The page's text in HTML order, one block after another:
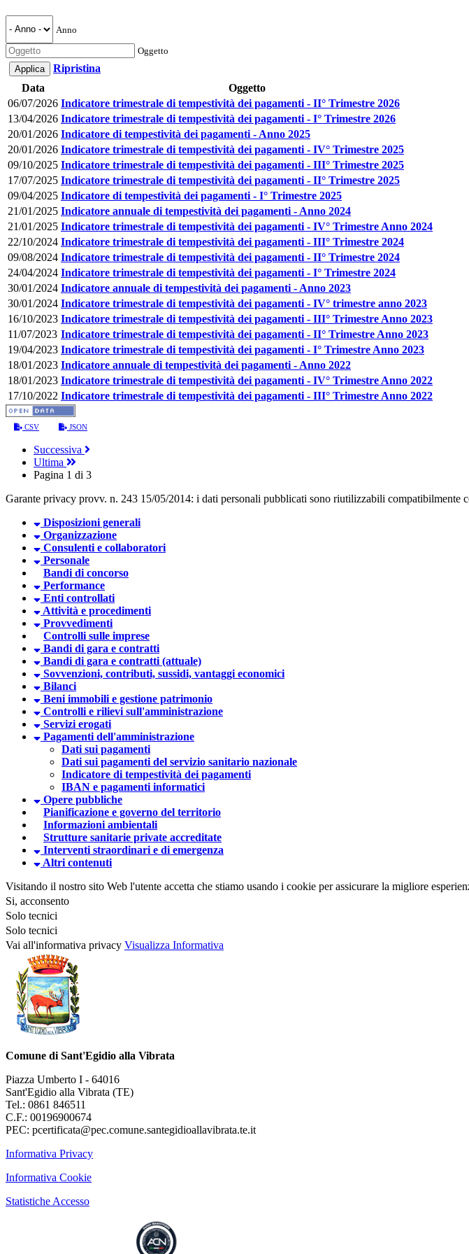
Anno
Oggetto
Ripristina
Data
Oggetto
06/07/2026 Indicatore trimestrale di tempestività dei pagamenti - II° Trimestre 2026
13/04/2026 Indicatore trimestrale di tempestività dei pagamenti - I° Trimestre 2026
20/01/2026 Indicatore di tempestività dei pagamenti - Anno 2025
20/01/2026 Indicatore trimestrale di tempestività dei pagamenti - IV° Trimestre 2025
09/10/2025 Indicatore trimestrale di tempestività dei pagamenti - III° Trimestre 2025
17/07/2025 Indicatore trimestrale di tempestività dei pagamenti - II° Trimestre 2025
09/04/2025 Indicatore di tempestività dei pagamenti - I° Trimestre 2025
21/01/2025 Indicatore annuale di tempestività dei pagamenti - Anno 2024
21/01/2025 Indicatore trimestrale di tempestività dei pagamenti - IV° Trimestre Anno 2024
22/10/2024 Indicatore trimestrale di tempestività dei pagamenti - III° Trimestre 2024
09/08/2024 Indicatore trimestrale di tempestività dei pagamenti - II° Trimestre 2024
24/04/2024 Indicatore trimestrale di tempestività dei pagamenti - I° Trimestre 2024
30/01/2024 Indicatore annuale di tempestività dei pagamenti - Anno 2023
30/01/2024 Indicatore trimestrale di tempestività dei pagamenti - IV° trimestre anno 2023
16/10/2023 Indicatore trimestrale di tempestività dei pagamenti - III° Trimestre Anno 2023
11/07/2023 Indicatore trimestrale di tempestività dei pagamenti - II° Trimestre Anno 2023
19/04/2023 Indicatore trimestrale di tempestività dei pagamenti - I° Trimestre Anno 2023
18/01/2023 Indicatore annuale di tempestività dei pagamenti - Anno 2022
18/01/2023 Indicatore trimestrale di tempestività dei pagamenti - IV° Trimestre Anno 2022
17/10/2022 Indicatore trimestrale di tempestività dei pagamenti - III° Trimestre Anno 2022
CSV JSON
Successiva
Ultima
Pagina 1 di 3
Garante privacy provv. n. 243 15/05/2014: i dati personali pubblicati sono riutilizzabili
Disposizioni generali
Organizzazione
Consulenti e collaboratori
Personale
Bandi di concorso
Performance
Enti controllati
Attività e procedimenti
Provvedimenti
Controlli sulle imprese
Bandi di gara e contratti
Bandi di gara e contratti (attuale)
Sovvenzioni, contributi, sussidi, vantaggi economici
Bilanci
Beni immobili e gestione patrimonio
Controlli e rilievi sull'amministrazione
Servizi erogati
Pagamenti dell'amministrazione
Dati sui pagamenti
Dati sui pagamenti del servizio sanitario nazionale
Indicatore di tempestività dei pagamenti
IBAN e pagamenti informatici
Opere pubbliche
Pianificazione e governo del territorio
Informazioni ambientali
Strutture sanitarie private accreditate
Interventi straordinari e di emergenza
Altri contenuti
Visitando il nostro sito Web l'utente accetta che stiamo usando i cookie per assicurare la migliore
Si, acconsento
Solo tecnici
Solo tecnici
Vai all'informativa privacy Visualizza Informativa
Comune di Sant'Egidio alla Vibrata
Piazza Umberto I - 64016
Sant'Egidio alla Vibrata (TE)
Tel.: 0861 846511
C.F.: 00196900674
PEC: pcertificata@pec.comune.santegidioallavibrata.te.it
Informativa Privacy
Informativa Cookie
Statistiche Accesso